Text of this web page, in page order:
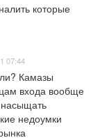
которые
07:44
Камазы
входа вообще
насыщать
недоумки